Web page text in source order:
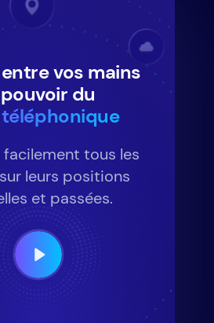
vos mains
du
tous les
leurs positions
et passées.